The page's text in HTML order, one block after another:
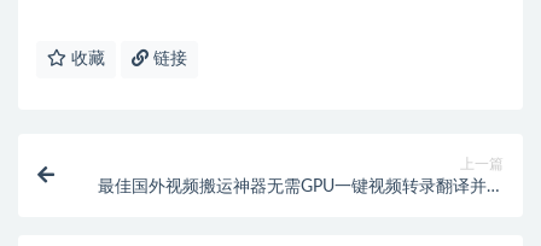
收藏 链接
上一篇
最佳国外视频搬运神器无需GPU一键视频转录翻译并添